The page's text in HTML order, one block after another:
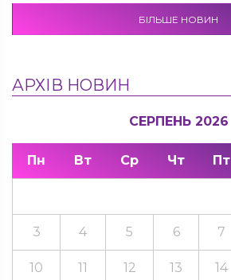
БІЛЬШЕ НОВИН
АРХІВ НОВИН
СЕРПЕНЬ 2026
Пн Вт Ср Чт Пт
3 4 5 6 7
10 11 12 13 14